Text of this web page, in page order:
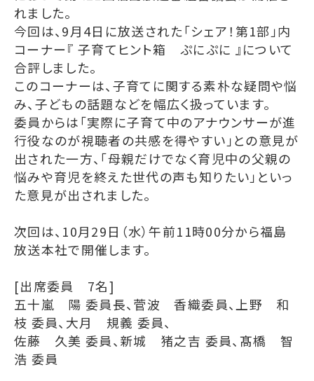
れました。
今回は、9月4日に放送された「シェア！第1部」内
コーナー『 子育てヒント箱 ぷにぷに 』について
合評しました。
このコーナーは、子育てに関する素朴な疑問や悩
み、子どもの話題などを幅広く扱っています。
委員からは「実際に子育て中のアナウンサーが進
行役なのが視聴者の共感を得やすい」との意見が
出された一方、「母親だけでなく育児中の父親の
悩みや育児を終えた世代の声も知りたい」といっ
た意見が出されました。
次回は、10月29日（水）午前11時00分から福島
放送本社で開催します。
[出席委員 7名]
五十嵐 陽 委員長、菅波 香織委員、上野 和
枝 委員、大月 規義 委員、
佐藤 久美 委員、新城 猪之吉 委員、髙橋 智
浩 委員